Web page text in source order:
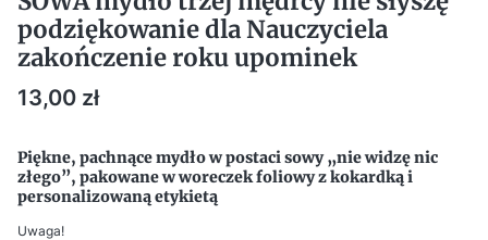
podziękowanie dla Nauczyciela
zakończenie roku upominek
Cena
13,00 zł
Piękne, pachnące mydło w postaci sowy „nie widzę nic
złego”, pakowane w woreczek foliowy z kokardką i
personalizowaną etykietą
Uwaga!